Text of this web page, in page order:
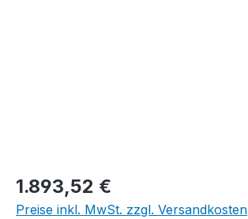
Regulärer Preis:
1.893,52 €
Preise inkl. MwSt. zzgl. Versandkosten